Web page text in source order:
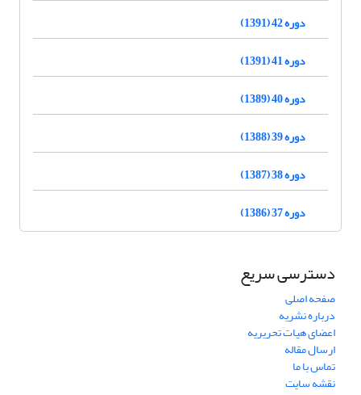
دوره 42 (1391)
دوره 41 (1391)
دوره 40 (1389)
دوره 39 (1388)
دوره 38 (1387)
دوره 37 (1386)
دسترسی سریع
صفحه اصلی
درباره نشریه
اعضای هیات تحریریه
ارسال مقاله
تماس با ما
نقشه سایت